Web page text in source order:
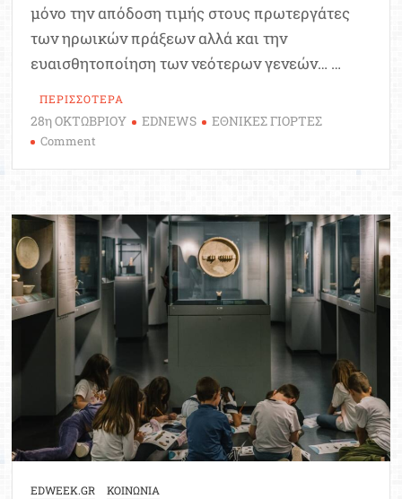
μόνο την απόδοση τιμής στους πρωτεργάτες
των ηρωικών πράξεων αλλά και την
ευαισθητοποίηση των νεότερων γενεών… …
ΠΕΡΙΣΣΟΤΕΡΑ
28η ΟΚΤΩΒΡΙΟΥ EDNEWS ΕΘΝΙΚΕΣ ΓΙΟΡΤΕΣ
Comment
επέτειος
και
«υπέρβαση»
στη
σύγχρονη
πολυπολιτισμική
κοινωνία
EDWEEK.GR ΚΟΙΝΩΝΙΑ